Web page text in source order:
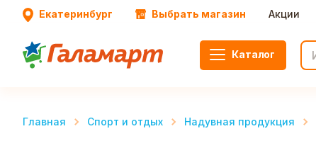
Екатеринбург Выбрать магазин Акции
Каталог
Главная Спорт и отдых Надувная продукция